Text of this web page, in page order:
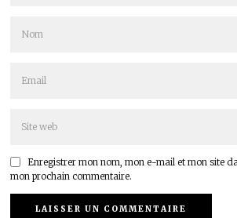
Enregistrer mon nom, mon e-mail et mon site
mon prochain commentaire.